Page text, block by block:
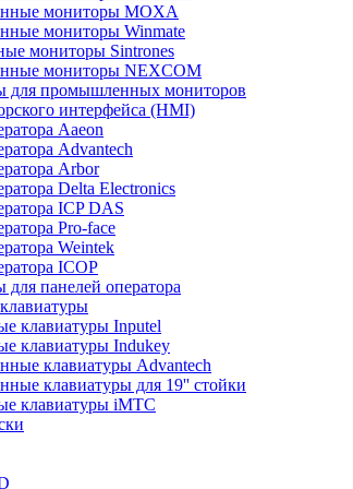
мониторы MOXA
мониторы Winmate
мониторы Sintrones
мониторы NEXCOM
для промышленных мониторов
интерфейса (HMI)
Aaeon
Advantech
Arbor
Delta Electronics
ICP DAS
Pro-face
Weintek
ICOP
для панелей оператора
клавиатуры Inputel
клавиатуры Indukey
клавиатуры Advantech
клавиатуры для 19'' стойки
клавиатуры iMTC